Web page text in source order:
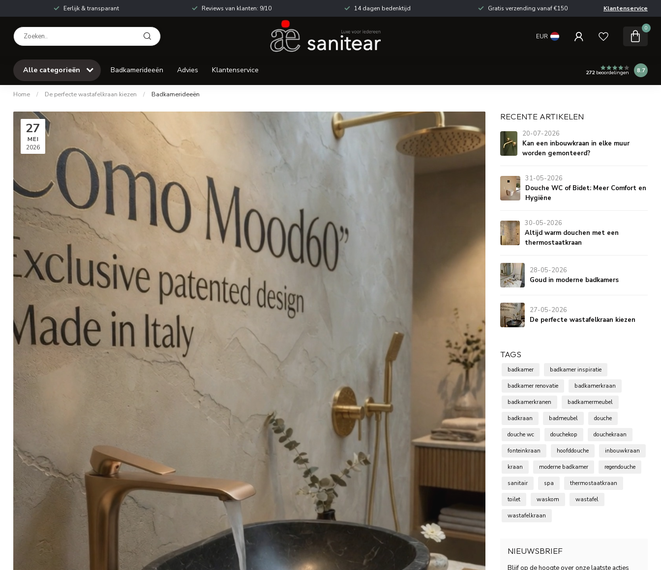
Eerlijk & transparant Reviews van klanten: 9/10 14 dagen bedenktijd Gratis verzending vanaf €150 Klantenservice
EUR
0
Alle categorieën Badkamerideeën Advies Klantenservice 272beoordelingen 8.7
Home / De perfecte wastafelkraan kiezen / Badkamerideeën
27
MEI
2026
RECENTE ARTIKELEN
20-07-2026
Kan een inbouwkraan in elke muur
worden gemonteerd?
31-05-2026
Douche WC of Bidet: Meer Comfort en
Hygiëne
30-05-2026
Altijd warm douchen met een
thermostaatkraan
28-05-2026
Goud in moderne badkamers
27-05-2026
De perfecte wastafelkraan kiezen
TAGS
badkamer badkamer inspiratie
badkamer renovatie badkamerkraan
badkamerkranen badkamermeubel
badkraan badmeubel douche
douche wc douchekop douchekraan
fonteinkraan hoofddouche inbouwkraan
kraan moderne badkamer regendouche
sanitair spa thermostaatkraan
toilet waskom wastafel
wastafelkraan
NIEUWSBRIEF
Blijf op de hoogte over onze laatste acties